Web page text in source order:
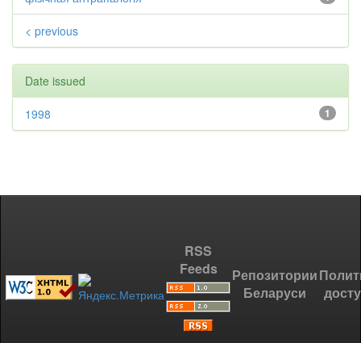
< previous
Date issued
1
1998
RSS
Feeds
Репозитории
Беларуси